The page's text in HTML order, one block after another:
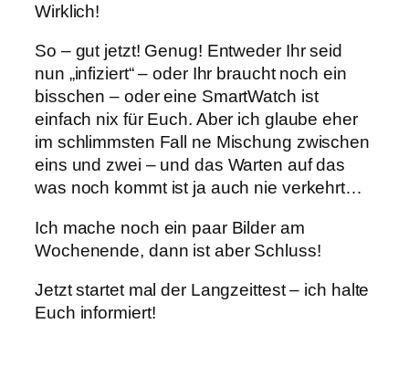
Wirklich!
So – gut jetzt! Genug! Entweder Ihr seid
nun „infiziert“ – oder Ihr braucht noch ein
bisschen – oder eine SmartWatch ist
einfach nix für Euch. Aber ich glaube eher
im schlimmsten Fall ne Mischung zwischen
eins und zwei – und das Warten auf das
was noch kommt ist ja auch nie verkehrt…
Ich mache noch ein paar Bilder am
Wochenende, dann ist aber Schluss!
Jetzt startet mal der Langzeittest – ich halte
Euch informiert!